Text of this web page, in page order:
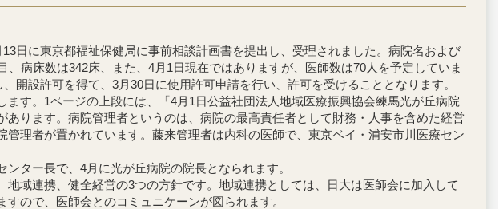
日に東京都福祉保健局に事前相談計画書を提出し、受理されました。病院名および
病床数は342床、また、4月1日現在ではありますが、医師数は70人を予定していま
開設許可を得て、3月30日に使用許可申請を行い、許可を受けることとなります。
す。1ページの上段には、「4月1日公益社団法人地域医療振興協会練馬光が丘病院
ります。病院管理者というのは、病院の最高責任者として財務・人事を含めた経営
理者が置かれています。藤来管理者は内科の医師で、東京ベイ・浦安市川医療セン
ター長で、4月に光が丘病院の院長となられます。
域連携、健全経営の3つの方針です。地域連携としては、日大は医師会に加入して
ので、医師会とのコミュニケーンが図られます。